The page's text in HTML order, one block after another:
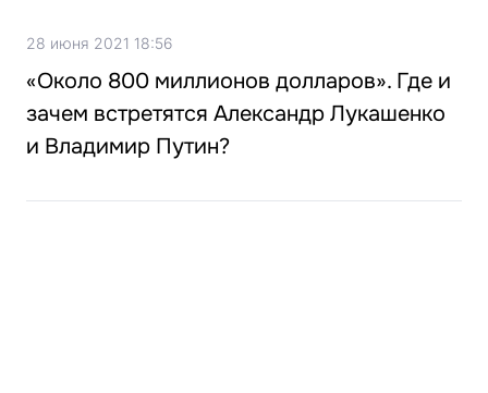
28 июня 2021 18:56
«Около 800 миллионов долларов». Где и
зачем встретятся Александр Лукашенко
и Владимир Путин?